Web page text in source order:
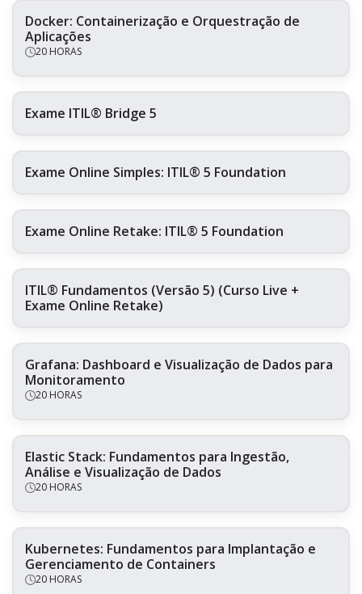
Docker: Containerização e Orquestração de
Aplicações
20 HORAS
Exame ITIL® Bridge 5
Exame Online Simples: ITIL® 5 Foundation
Exame Online Retake: ITIL® 5 Foundation
ITIL® Fundamentos (Versão 5) (Curso Live +
Exame Online Retake)
Grafana: Dashboard e Visualização de Dados para
Monitoramento
20 HORAS
Elastic Stack: Fundamentos para Ingestão,
Análise e Visualização de Dados
20 HORAS
Kubernetes: Fundamentos para Implantação e
Gerenciamento de Containers
20 HORAS